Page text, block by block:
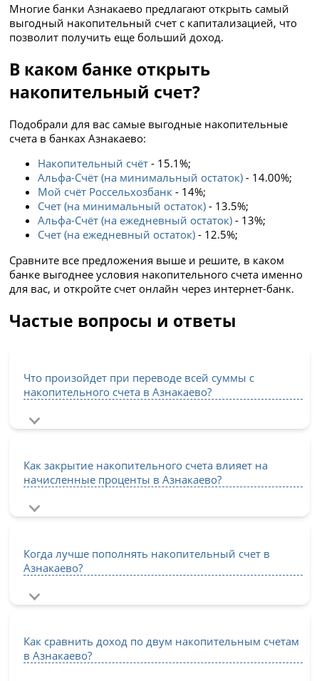
Многие банки Азнакаево предлагают открыть самый
выгодный накопительный счет с капитализацией, что
позволит получить еще больший доход.
В каком банке открыть
накопительный счет?
Подобрали для вас самые выгодные накопительные
счета в банках Азнакаево:
Накопительный счёт - 15.1%;
Альфа-Счёт (на минимальный остаток) - 14.00%;
Мой счёт Россельхозбанк - 14%;
Счет (на минимальный остаток) - 13.5%;
Альфа-Счёт (на ежедневный остаток) - 13%;
Счет (на ежедневный остаток) - 12.5%;
Сравните все предложения выше и решите, в каком
банке выгоднее условия накопительного счета именно
для вас, и откройте счет онлайн через интернет-банк.
Частые вопросы и ответы
Что произойдет при переводе всей суммы с
накопительного счета в Азнакаево?
Как закрытие накопительного счета влияет на
начисленные проценты в Азнакаево?
Когда лучше пополнять накопительный счет в
Азнакаево?
Как сравнить доход по двум накопительным счетам
в Азнакаево?